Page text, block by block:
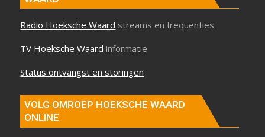
Radio Hoeksche Waard streams en frequenties
TV Hoeksche Waard informatie
Status ontvangst en storingen
VOLG OMROEP HOEKSCHE WAARD
ONLINE